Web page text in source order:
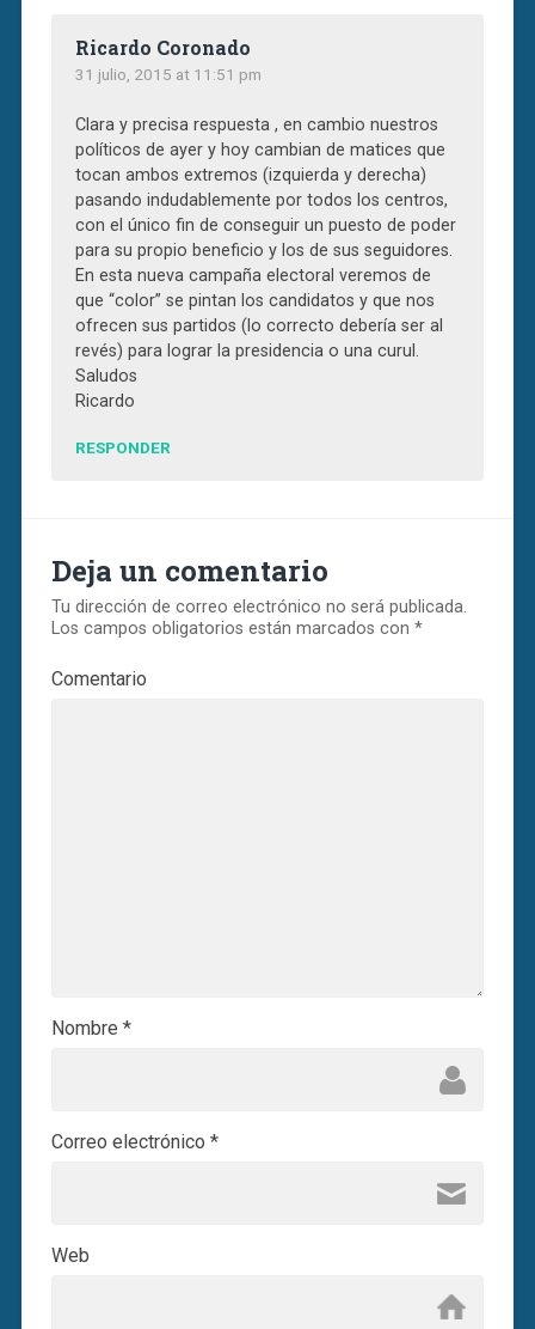
Ricardo Coronado
31 julio, 2015 at 11:51 pm
Clara y precisa respuesta , en cambio nuestros
políticos de ayer y hoy cambian de matices que
tocan ambos extremos (izquierda y derecha)
pasando indudablemente por todos los centros,
con el único fin de conseguir un puesto de poder
para su propio beneficio y los de sus seguidores.
En esta nueva campaña electoral veremos de
que “color” se pintan los candidatos y que nos
ofrecen sus partidos (lo correcto debería ser al
revés) para lograr la presidencia o una curul.
Saludos
Ricardo
RESPONDER
Deja un comentario
Tu dirección de correo electrónico no será publicada.
Los campos obligatorios están marcados con *
Comentario
Nombre *
Correo electrónico *
Web